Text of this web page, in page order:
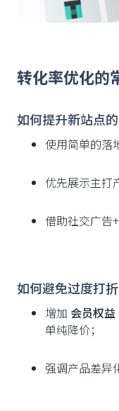
转化率优化的
如何提升新站点的
使用简单的落
优先展示主打
借助社交广告
如何避免过度打折
增加 会员权益
单纯降价；
强调产品差异